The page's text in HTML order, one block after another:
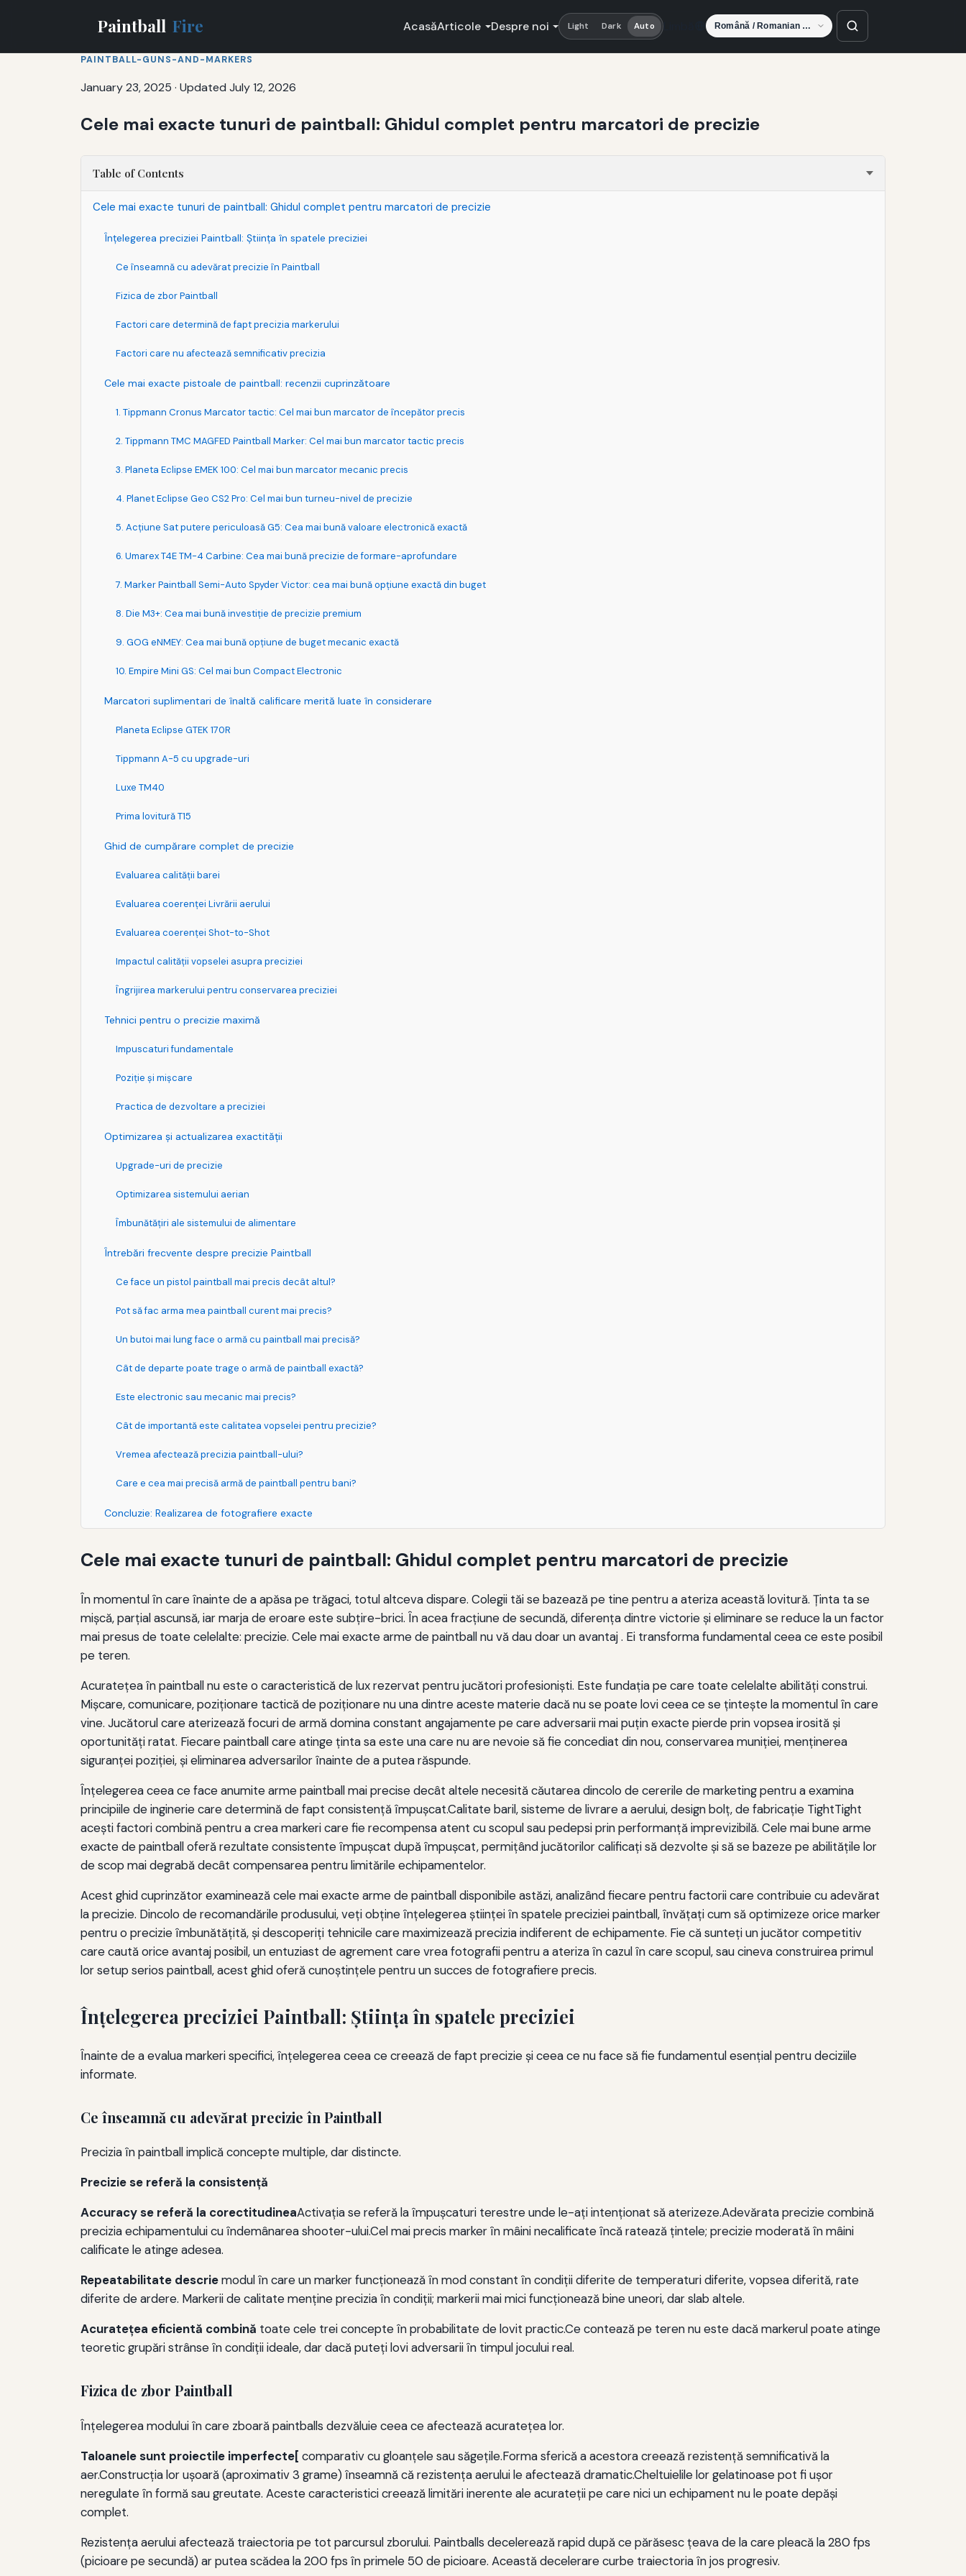
Paintball Fire AcasăArticole Despre noi Light Dark Auto
PAINTBALL-GUNS-AND-MARKERS
January 23, 2025 · Updated July 12, 2026
Cele mai exacte tunuri de paintball: Ghidul complet pentru marcatori de precizie
Table of Contents
Cele mai exacte tunuri de paintball: Ghidul complet pentru marcatori de precizie
Înțelegerea preciziei Paintball: Știința în spatele preciziei
Ce înseamnă cu adevărat precizie în Paintball
Fizica de zbor Paintball
Factori care determină de fapt precizia markerului
Factori care nu afectează semnificativ precizia
Cele mai exacte pistoale de paintball: recenzii cuprinzătoare
1. Tippmann Cronus Marcator tactic: Cel mai bun marcator de începător precis
2. Tippmann TMC MAGFED Paintball Marker: Cel mai bun marcator tactic precis
3. Planeta Eclipse EMEK 100: Cel mai bun marcator mecanic precis
4. Planet Eclipse Geo CS2 Pro: Cel mai bun turneu-nivel de precizie
5. Acţiune Sat putere periculoasă G5: Cea mai bună valoare electronică exactă
6. Umarex T4E TM-4 Carbine: Cea mai bună precizie de formare-aprofundare
7. Marker Paintball Semi-Auto Spyder Victor: cea mai bună opțiune exactă din buget
8. Die M3+: Cea mai bună investiție de precizie premium
9. GOG eNMEY: Cea mai bună opțiune de buget mecanic exactă
10. Empire Mini GS: Cel mai bun Compact Electronic
Marcatori suplimentari de înaltă calificare merită luate în considerare
Planeta Eclipse GTEK 170R
Tippmann A-5 cu upgrade-uri
Luxe TM40
Prima lovitură T15
Ghid de cumpărare complet de precizie
Evaluarea calităţii barei
Evaluarea coerenței Livrării aerului
Evaluarea coerenței Shot-to-Shot
Impactul calităţii vopselei asupra preciziei
Îngrijirea markerului pentru conservarea preciziei
Tehnici pentru o precizie maximă
Impuscaturi fundamentale
Poziţie şi mişcare
Practica de dezvoltare a preciziei
Optimizarea şi actualizarea exactităţii
Upgrade-uri de precizie
Optimizarea sistemului aerian
Îmbunătăţiri ale sistemului de alimentare
Întrebări frecvente despre precizie Paintball
Ce face un pistol paintball mai precis decât altul?
Pot să fac arma mea paintball curent mai precis?
Un butoi mai lung face o armă cu paintball mai precisă?
Cât de departe poate trage o armă de paintball exactă?
Este electronic sau mecanic mai precis?
Cât de importantă este calitatea vopselei pentru precizie?
Vremea afectează precizia paintball-ului?
Care e cea mai precisă armă de paintball pentru bani?
Concluzie: Realizarea de fotografiere exacte
Cele mai exacte tunuri de paintball: Ghidul complet pentru marcatori de precizie
În momentul în care înainte de a apăsa pe trăgaci, totul altceva dispare. Colegii tăi se bazează pe tine pentru a ateriza această lovitură. Ţinta ta se
mişcă, parţial ascunsă, iar marja de eroare este subţire-brici. În acea fracţiune de secundă, diferenţa dintre victorie şi eliminare se reduce la un factor
mai presus de toate celelalte: precizie. Cele mai exacte arme de paintball nu vă dau doar un avantaj . Ei transforma fundamental ceea ce este posibil
pe teren.
Acurateţea în paintball nu este o caracteristică de lux rezervat pentru jucători profesionişti. Este fundaţia pe care toate celelalte abilităţi construi.
Mişcare, comunicare, poziţionare tactică de poziţionare nu una dintre aceste materie dacă nu se poate lovi ceea ce se ţinteşte la momentul în care
vine. Jucătorul care aterizează focuri de armă domina constant angajamente pe care adversarii mai puţin exacte pierde prin vopsea irosită şi
oportunităţi ratat. Fiecare paintball care atinge ţinta sa este una care nu are nevoie să fie concediat din nou, conservarea muniţiei, menţinerea
siguranţei poziţiei, şi eliminarea adversarilor înainte de a putea răspunde.
Înțelegerea ceea ce face anumite arme paintball mai precise decât altele necesită căutarea dincolo de cererile de marketing pentru a examina
principiile de inginerie care determină de fapt consistență împușcat.Calitate baril, sisteme de livrare a aerului, design bolț, de fabricație TightTight
acești factori combină pentru a crea markeri care fie recompensa atent cu scopul sau pedepsi prin performanță imprevizibilă. Cele mai bune arme
exacte de paintball oferă rezultate consistente împușcat după împușcat, permițând jucătorilor calificați să dezvolte și să se bazeze pe abilitățile lor
de scop mai degrabă decât compensarea pentru limitările echipamentelor.
Acest ghid cuprinzător examinează cele mai exacte arme de paintball disponibile astăzi, analizând fiecare pentru factorii care contribuie cu adevărat
la precizie. Dincolo de recomandările produsului, veți obține înțelegerea științei în spatele preciziei paintball, învățați cum să optimizeze orice marker
pentru o precizie îmbunătățită, și descoperiți tehnicile care maximizează precizia indiferent de echipamente. Fie că sunteți un jucător competitiv
care caută orice avantaj posibil, un entuziast de agrement care vrea fotografii pentru a ateriza în cazul în care scopul, sau cineva construirea primul
lor setup serios paintball, acest ghid oferă cunoștințele pentru un succes de fotografiere precis.
Înțelegerea preciziei Paintball: Știința în spatele preciziei
Înainte de a evalua markeri specifici, înțelegerea ceea ce creează de fapt precizie și ceea ce nu face să fie fundamentul esențial pentru deciziile
informate.
Ce înseamnă cu adevărat precizie în Paintball
Precizia în paintball implică concepte multiple, dar distincte.
Precizie se referă la consistență
Accuracy se referă la corectitudineaActivația se referă la împușcaturi terestre unde le-ați intenționat să aterizeze.Adevărata precizie combină
precizia echipamentului cu îndemânarea shooter-ului.Cel mai precis marker în mâini necalificate încă ratează țintele; precizie moderată în mâini
calificate le atinge adesea.
Repeatabilitate descriemodul în care un marker funcționează în mod constant în condiții diferite de temperaturi diferite, vopsea diferită, rate
diferite de ardere. Markerii de calitate menține precizia în condiții; markerii mai mici funcționează bine uneori, dar slab altele.
Acuratețea eficientă combină toate cele trei concepte în probabilitate de lovit practic.Ce contează pe teren nu este dacă markerul poate atinge
teoretic grupări strânse în condiții ideale, dar dacă puteți lovi adversarii în timpul jocului real.
Fizica de zbor Paintball
Înțelegerea modului în care zboară paintballs dezvăluie ceea ce afectează acuratețea lor.
Taloanele sunt proiectile imperfecte[ comparativ cu gloanţele sau săgeţile.Forma sferică a acestora creează rezistenţă semnificativă la
aer.Construcţia lor uşoară (aproximativ 3 grame) înseamnă că rezistenţa aerului le afectează dramatic.Cheltuielile lor gelatinoase pot fi uşor
neregulate în formă sau greutate. Aceste caracteristici creează limitări inerente ale acurateţii pe care nici un echipament nu le poate depăşi
complet.
Rezistenţa aerului afectează traiectoria pe tot parcursul zborului. Paintballs decelerează rapid după ce părăsesc ţeava de la care pleacă la 280 fps
(picioare pe secundă) ar putea scădea la 200 fps în primele 50 de picioare. Această decelerare curbe traiectoria în jos progresiv.